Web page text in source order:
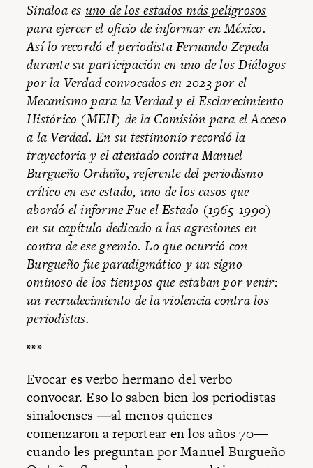
Sinaloa es uno de los estados más peligrosos
para ejercer el oficio de informar en México.
Así lo recordó el periodista Fernando Zepeda
durante su participación en uno de los Diálogos
por la Verdad convocados en 2023 por el
Mecanismo para la Verdad y el Esclarecimiento
Histórico (MEH) de la Comisión para el Acceso
a la Verdad. En su testimonio recordó la
trayectoria y el atentado contra Manuel
Burgueño Orduño, referente del periodismo
crítico en ese estado, uno de los casos que
abordó el informe Fue el Estado (1965-1990)
en su capítulo dedicado a las agresiones en
contra de ese gremio. Lo que ocurrió con
Burgueño fue paradigmático y un signo
ominoso de los tiempos que estaban por venir:
un recrudecimiento de la violencia contra los
periodistas.
***
Evocar es verbo hermano del verbo
convocar. Eso lo saben bien los periodistas
sinaloenses ―al menos quienes
comenzaron a reportear en los años 70―
cuando les preguntan por Manuel Burgueño